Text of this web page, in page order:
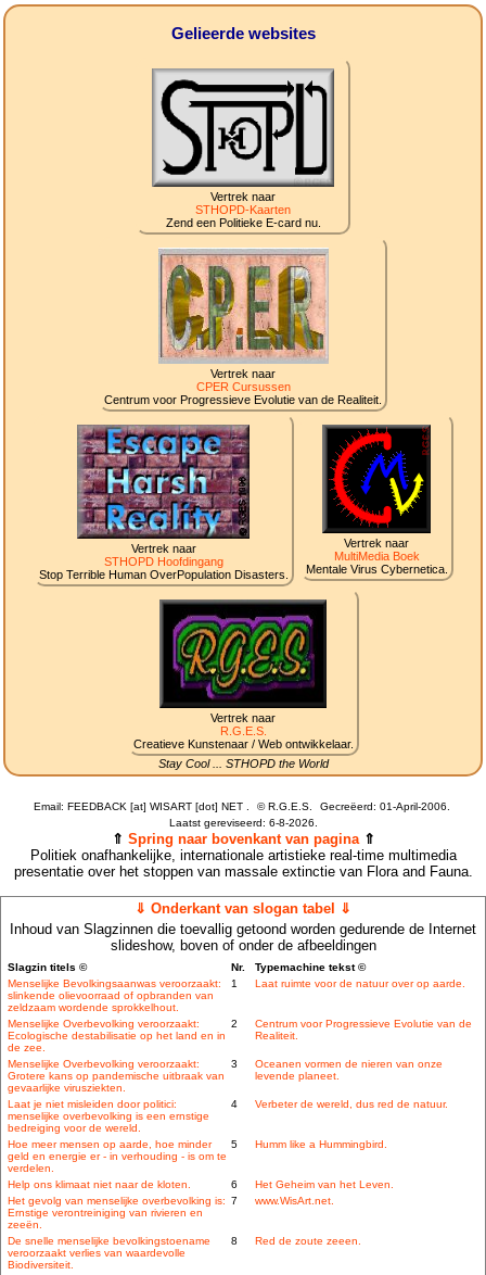
Gelieerde websites
Vertrek naar
STHOPD-Kaarten
Zend een Politieke E-card nu.
Vertrek naar
CPER Cursussen
Centrum voor Progressieve Evolutie van de Realiteit.
Vertrek naar
STHOPD Hoofdingang
Stop Terrible Human OverPopulation Disasters.
Vertrek naar
MultiMedia Boek
Mentale Virus Cybernetica.
Vertrek naar
R.G.E.S.
Creatieve Kunstenaar / Web ontwikkelaar.
Stay Cool ... STHOPD the World
Email: FEEDBACK [at] WISART [dot] NET . ©R.G.E.S.
Gecreëerd: 01-April-2006.
Laatst gereviseerd: 6-8-2026.
⇑ Spring naar bovenkant van pagina⇑
Politiek onafhankelijke, internationale artistieke real-time multimedia
presentatie over het stoppen van massale extinctie van Flora and Fauna.
⇓ Onderkant van slogan tabel ⇓
Inhoud van Slagzinnen die toevallig getoond worden gedurende de Internet
slideshow, boven of onder de afbeeldingen
Slagzin titels © Nr.
Typemachine tekst ©
Menselijke Bevolkingsaanwas veroorzaakt:
slinkende olievoorraad of opbranden van
zeldzaam wordende sprokkelhout.
1 Laat ruimte voor de natuur over op aarde.
Menselijke Overbevolking veroorzaakt:
Ecologische destabilisatie op het land en in
de zee.
2
Centrum voor Progressieve Evolutie van de
Realiteit.
Menselijke Overbevolking veroorzaakt:
Grotere kans op pandemische uitbraak van
gevaarlijke virusziekten.
3
Oceanen vormen de nieren van onze
levende planeet.
Laat je niet misleiden door politici:
menselijke overbevolking is een ernstige
bedreiging voor de wereld.
4 Verbeter de wereld, dus red de natuur.
Hoe meer mensen op aarde, hoe minder
geld en energie er - in verhouding - is om te
verdelen.
5 Humm like a Hummingbird.
Help ons klimaat niet naar de kloten. 6
Het Geheim van het Leven.
Het gevolg van menselijke overbevolking is:
Ernstige verontreiniging van rivieren en
zeeën.
7 www.WisArt.net.
De snelle menselijke bevolkingstoename
veroorzaakt verlies van waardevolle
Biodiversiteit.
8 Red de zoute zeeen.